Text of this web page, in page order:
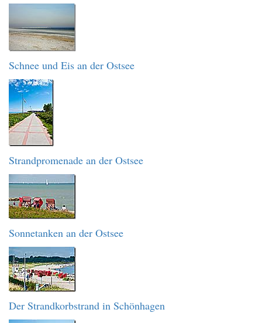
Schnee und Eis an der Ostsee
Strandpromenade an der Ostsee
Sonnetanken an der Ostsee
Der Strandkorbstrand in Schönhagen